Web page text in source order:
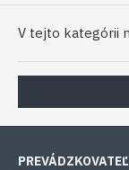
V tejto kategórii
PREVÁDZKOVATEĽ